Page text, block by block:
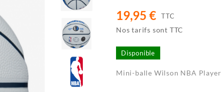
19,95 € TTC
Nos tarifs sont TTC
Disponible
Mini-balle Wilson NBA